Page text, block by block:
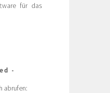
für das
abrufen: